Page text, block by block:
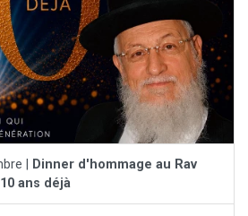
|
Dinner d'hommage au Rav
ans déjà